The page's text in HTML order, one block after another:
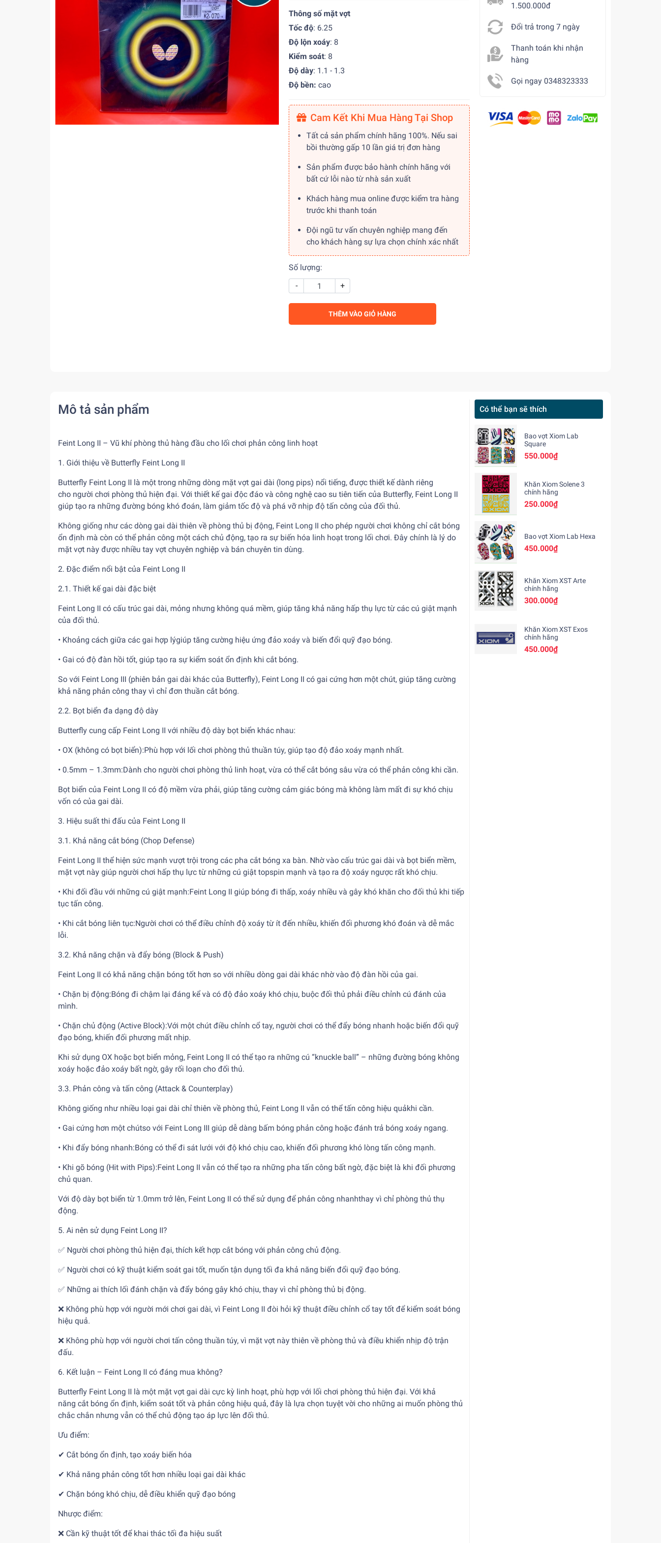
Thông số mặt vợt
Tốc độ: 6.25
Độ lộn xoáy: 8
Kiểm soát: 8
Độ dày: 1.1 - 1.3
Độ bền: cao
Cam Kết Khi Mua Hàng Tại Shop
Tất cả sản phẩm chính hãng 100%. Nếu sai
bồi thường gấp 10 lần giá trị đơn hàng
Sản phẩm được bảo hành chính hãng với
bất cứ lỗi nào từ nhà sản xuất
Khách hàng mua online được kiểm tra hàng
trước khi thanh toán
Đội ngũ tư vấn chuyên nghiệp mang đến
cho khách hàng sự lựa chọn chính xác nhất
Số lượng:
-
+
THÊM VÀO GIỎ HÀNG
1.500.000đ
Đổi trả trong 7 ngày
Thanh toán khi nhận
hàng
Gọi ngay 0348323333
Mô tả sản phẩm
Feint Long II – Vũ khí phòng thủ hàng đầu cho lối chơi phản công linh hoạt
1. Giới thiệu về Butterfly Feint Long II
Butterfly Feint Long II là một trong những dòng mặt vợt gai dài (long pips) nổi tiếng, được thiết kế dành riêng
cho người chơi phòng thủ hiện đại. Với thiết kế gai độc đáo và công nghệ cao su tiên tiến của Butterfly, Feint Long II
giúp tạo ra những đường bóng khó đoán, làm giảm tốc độ và phá vỡ nhịp độ tấn công của đối thủ.
Không giống như các dòng gai dài thiên về phòng thủ bị động, Feint Long II cho phép người chơi không chỉ cắt bóng
ổn định mà còn có thể phản công một cách chủ động, tạo ra sự biến hóa linh hoạt trong lối chơi. Đây chính là lý do
mặt vợt này được nhiều tay vợt chuyên nghiệp và bán chuyên tin dùng.
2. Đặc điểm nổi bật của Feint Long II
2.1. Thiết kế gai dài đặc biệt
Feint Long II có cấu trúc gai dài, mỏng nhưng không quá mềm, giúp tăng khả năng hấp thụ lực từ các cú giật mạnh
của đối thủ.
• Khoảng cách giữa các gai hợp lýgiúp tăng cường hiệu ứng đảo xoáy và biến đổi quỹ đạo bóng.
• Gai có độ đàn hồi tốt, giúp tạo ra sự kiểm soát ổn định khi cắt bóng.
So với Feint Long III (phiên bản gai dài khác của Butterfly), Feint Long II có gai cứng hơn một chút, giúp tăng cường
khả năng phản công thay vì chỉ đơn thuần cắt bóng.
2.2. Bọt biển đa dạng độ dày
Butterfly cung cấp Feint Long II với nhiều độ dày bọt biển khác nhau:
• OX (không có bọt biển):Phù hợp với lối chơi phòng thủ thuần túy, giúp tạo độ đảo xoáy mạnh nhất.
• 0.5mm – 1.3mm:Dành cho người chơi phòng thủ linh hoạt, vừa có thể cắt bóng sâu vừa có thể phản công khi cần.
Bọt biển của Feint Long II có độ mềm vừa phải, giúp tăng cường cảm giác bóng mà không làm mất đi sự khó chịu
vốn có của gai dài.
3. Hiệu suất thi đấu của Feint Long II
3.1. Khả năng cắt bóng (Chop Defense)
Feint Long II thể hiện sức mạnh vượt trội trong các pha cắt bóng xa bàn. Nhờ vào cấu trúc gai dài và bọt biển mềm,
mặt vợt này giúp người chơi hấp thụ lực từ những cú giật topspin mạnh và tạo ra độ xoáy ngược rất khó chịu.
• Khi đối đầu với những cú giật mạnh:Feint Long II giúp bóng đi thấp, xoáy nhiều và gây khó khăn cho đối thủ khi tiếp
tục tấn công.
• Khi cắt bóng liên tục:Người chơi có thể điều chỉnh độ xoáy từ ít đến nhiều, khiến đối phương khó đoán và dễ mắc
lỗi.
3.2. Khả năng chặn và đẩy bóng (Block & Push)
Feint Long II có khả năng chặn bóng tốt hơn so với nhiều dòng gai dài khác nhờ vào độ đàn hồi của gai.
• Chặn bị động:Bóng đi chậm lại đáng kể và có độ đảo xoáy khó chịu, buộc đối thủ phải điều chỉnh cú đánh của
mình.
• Chặn chủ động (Active Block):Với một chút điều chỉnh cổ tay, người chơi có thể đẩy bóng nhanh hoặc biến đổi quỹ
đạo bóng, khiến đối phương mất nhịp.
Khi sử dụng OX hoặc bọt biển mỏng, Feint Long II có thể tạo ra những cú “knuckle ball” – những đường bóng không
xoáy hoặc đảo xoáy bất ngờ, gây rối loạn cho đối thủ.
3.3. Phản công và tấn công (Attack & Counterplay)
Không giống như nhiều loại gai dài chỉ thiên về phòng thủ, Feint Long II vẫn có thể tấn công hiệu quảkhi cần.
• Gai cứng hơn một chútso với Feint Long III giúp dễ dàng bấm bóng phản công hoặc đánh trả bóng xoáy ngang.
• Khi đẩy bóng nhanh:Bóng có thể đi sát lưới với độ khó chịu cao, khiến đối phương khó lòng tấn công mạnh.
• Khi gõ bóng (Hit with Pips):Feint Long II vẫn có thể tạo ra những pha tấn công bất ngờ, đặc biệt là khi đối phương
chủ quan.
Với độ dày bọt biển từ 1.0mm trở lên, Feint Long II có thể sử dụng để phản công nhanhthay vì chỉ phòng thủ thụ
động.
5. Ai nên sử dụng Feint Long II?
✅ Người chơi phòng thủ hiện đại, thích kết hợp cắt bóng với phản công chủ động.
✅ Người chơi có kỹ thuật kiểm soát gai tốt, muốn tận dụng tối đa khả năng biến đổi quỹ đạo bóng.
✅ Những ai thích lối đánh chặn và đẩy bóng gây khó chịu, thay vì chỉ phòng thủ bị động.
❌ Không phù hợp với người mới chơi gai dài, vì Feint Long II đòi hỏi kỹ thuật điều chỉnh cổ tay tốt để kiểm soát bóng
hiệu quả.
❌ Không phù hợp với người chơi tấn công thuần túy, vì mặt vợt này thiên về phòng thủ và điều khiển nhịp độ trận
đấu.
6. Kết luận – Feint Long II có đáng mua không?
Butterfly Feint Long II là một mặt vợt gai dài cực kỳ linh hoạt, phù hợp với lối chơi phòng thủ hiện đại. Với khả
năng cắt bóng ổn định, kiểm soát tốt và phản công hiệu quả, đây là lựa chọn tuyệt vời cho những ai muốn phòng thủ
chắc chắn nhưng vẫn có thể chủ động tạo áp lực lên đối thủ.
Ưu điểm:
✔ Cắt bóng ổn định, tạo xoáy biến hóa
✔ Khả năng phản công tốt hơn nhiều loại gai dài khác
✔ Chặn bóng khó chịu, dễ điều khiển quỹ đạo bóng
Nhược điểm:
❌ Cần kỹ thuật tốt để khai thác tối đa hiệu suất
Có thể bạn sẽ thích
Bao vợt Xiom Lab
Square
550.000₫
Khăn Xiom Solene 3
chính hãng
250.000₫
Bao vợt Xiom Lab Hexa
450.000₫
Khăn Xiom XST Arte
chính hãng
300.000₫
Khăn Xiom XST Exos
chính hãng
450.000₫